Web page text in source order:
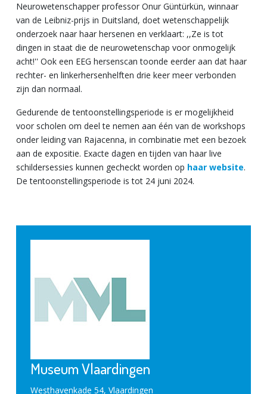
Neurowetenschapper professor Onur Güntürkün, winnaar
van de Leibniz-prijs in Duitsland, doet wetenschappelijk
onderzoek naar haar hersenen en verklaart: ,,Ze is tot
dingen in staat die de neurowetenschap voor onmogelijk
acht!'' Ook een EEG hersenscan toonde eerder aan dat haar
rechter- en linkerhersenhelften drie keer meer verbonden
zijn dan normaal.
Gedurende de tentoonstellingsperiode is er mogelijkheid
voor scholen om deel te nemen aan één van de workshops
onder leiding van Rajacenna, in combinatie met een bezoek
aan de expositie. Exacte dagen en tijden van haar live
schildersessies kunnen gecheckt worden op haar website.
De tentoonstellingsperiode is tot 24 juni 2024.
Museum Vlaardingen
Westhavenkade 54, Vlaardingen